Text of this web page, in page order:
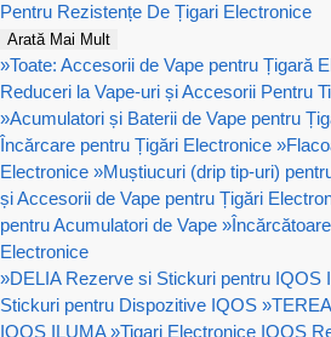
Pentru Rezistențe De Țigari Electronice
Arată Mai Mult
»Toate: Accesorii de Vape pentru Țigară
Reduceri la Vape-uri și Accesorii Pentru
»Acumulatori și Baterii de Vape pentru
Încărcare pentru Țigări Electronice »
Electronice »Muștiucuri (drip tip-uri)
și Accesorii de Vape pentru Țigări
pentru Acumulatori de Vape »
Electronice
»DELIA Rezerve si Stickuri pentru IQOS
Stickuri pentru Dispozitive IQOS »
IQOS ILUMA »Tigari Electronice IQOS